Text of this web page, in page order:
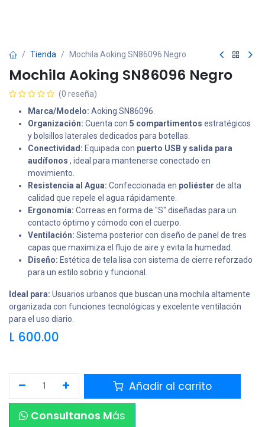
Tienda Mochila Aoking SN86096 Negro
Mochila Aoking SN86096 Negro
(0 reseña)
Marca/Modelo: Aoking SN86096.
Organización: Cuenta con 5 compartimentos estratégicos
y bolsillos laterales dedicados para botellas.
Conectividad: Equipada con puerto USB y salida para
audífonos , ideal para mantenerse conectado en
movimiento.
Resistencia al Agua: Confeccionada en poliéster de alta
calidad que repele el agua rápidamente.
Ergonomía: Correas en forma de "S" diseñadas para un
contacto óptimo y cómodo con el cuerpo.
Ventilación: Sistema posterior con diseño de panel de tres
capas que maximiza el flujo de aire y evita la humedad.
Diseño: Estética de tela lisa con sistema de cierre reforzado
para un estilo sobrio y funcional.
Ideal para: Usuarios urbanos que buscan una mochila altamente
organizada con funciones tecnológicas y excelente ventilación
para el uso diario.
L 600.00
Añadir al carrito
Consultanos Más